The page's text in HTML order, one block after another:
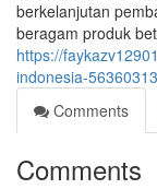
berkelanjutan
beragam produk
https://
indonesia-56360313
Comments
Comments